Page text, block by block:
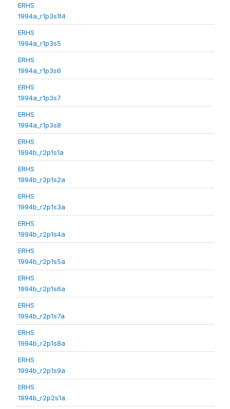
ERHS
1994a_r1p3s1t4
ERHS
1994a_r1p3s5
ERHS
1994a_r1p3s6
ERHS
1994a_r1p3s7
ERHS
1994a_r1p3s8
ERHS
1994b_r2p1s1a
ERHS
1994b_r2p1s2a
ERHS
1994b_r2p1s3a
ERHS
1994b_r2p1s4a
ERHS
1994b_r2p1s5a
ERHS
1994b_r2p1s6a
ERHS
1994b_r2p1s7a
ERHS
1994b_r2p1s8a
ERHS
1994b_r2p1s9a
ERHS
1994b_r2p2s1a